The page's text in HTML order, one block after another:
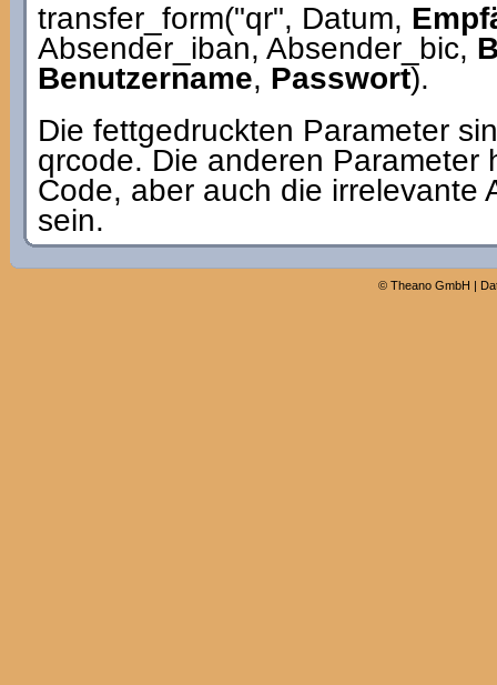
transfer_form("qr", Datum,
Absender_iban, Absender_bic,
Benutzername, Passwort).
Die fettgedruckten Parameter
qrcode. Die anderen
Code, aber auch die irrelevante
sein.
© Theano GmbH |